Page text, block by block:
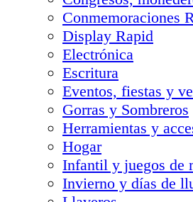
Conmemoraciones
Display Rapid
Electrónica
Escritura
Eventos, fiestas y
Gorras y Sombreros
Herramientas y
Hogar
Infantil y juegos de
Invierno y días de